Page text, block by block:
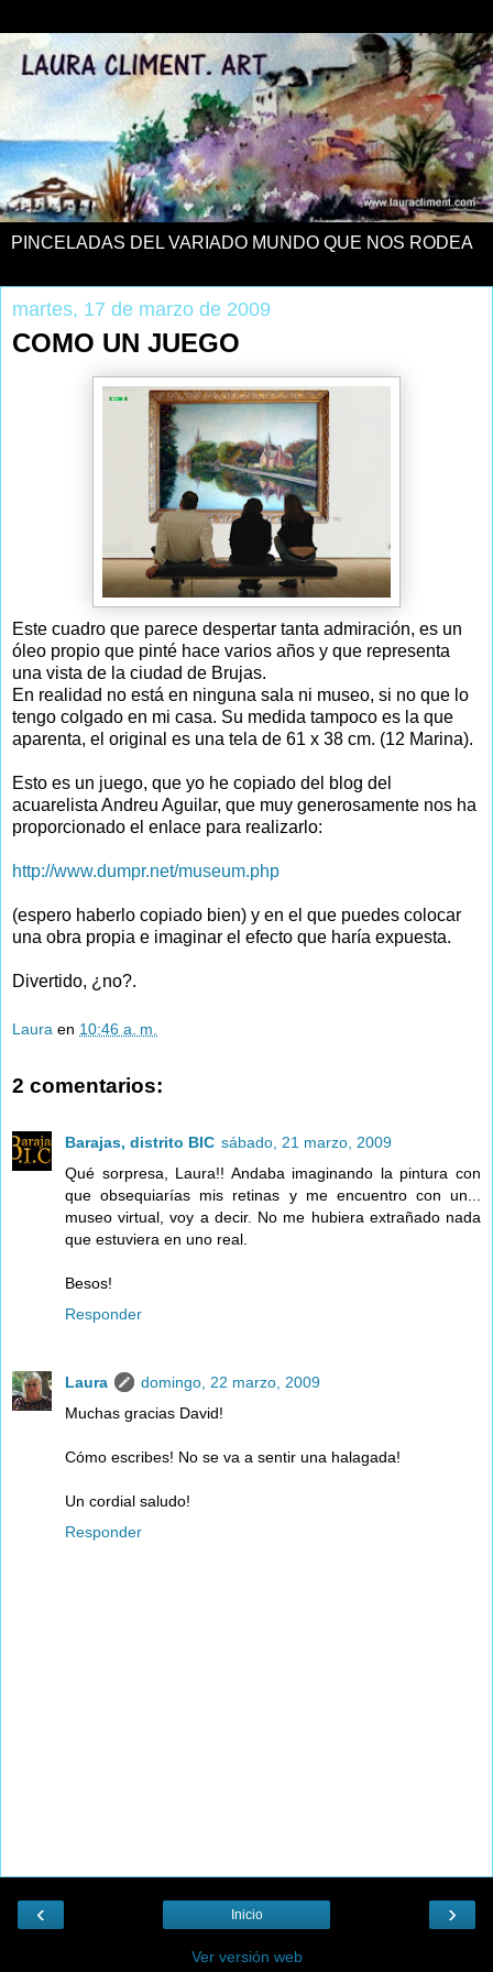
PINCELADAS DEL VARIADO MUNDO QUE NOS RODEA
martes, 17 de marzo de 2009
COMO UN JUEGO
Este cuadro que parece despertar tanta admiración, es un
óleo propio que pinté hace varios años y que representa
una vista de la ciudad de Brujas.
En realidad no está en ninguna sala ni museo, si no que lo
tengo colgado en mi casa. Su medida tampoco es la que
aparenta, el original es una tela de 61 x 38 cm. (12 Marina).
Esto es un juego, que yo he copiado del blog del
acuarelista Andreu Aguilar, que muy generosamente nos ha
proporcionado el enlace para realizarlo:
http://www.dumpr.net/museum.php
(espero haberlo copiado bien) y en el que puedes colocar
una obra propia e imaginar el efecto que haría expuesta.
Divertido, ¿no?.
Laura en 10:46 a. m.
2 comentarios:
Barajas, distrito BIC sábado, 21 marzo, 2009
Qué sorpresa, Laura!! Andaba imaginando la pintura con
que obsequiarías mis retinas y me encuentro con un...
museo virtual, voy a decir. No me hubiera extrañado nada
que estuviera en uno real.
Besos!
Responder
Laura
domingo, 22 marzo, 2009
Muchas gracias David!
Cómo escribes! No se va a sentir una halagada!
Un cordial saludo!
Responder
‹ ›
Inicio
Ver versión web